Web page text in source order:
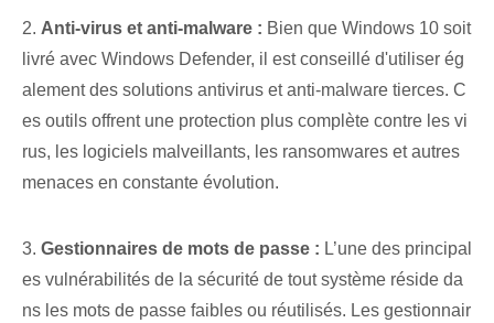
2. Anti-virus et anti-malware : Bien que Windows 10 soit
livré avec Windows Defender, il est conseillé d'utiliser ég
alement des solutions antivirus et anti-malware tierces. C
es outils offrent une protection plus complète contre les vi
rus, les logiciels malveillants, les ransomwares et autres
menaces en constante évolution.
3. Gestionnaires de mots de passe : L’une des principal
es vulnérabilités de la sécurité de tout système réside da
ns les mots de passe faibles ou réutilisés. Les gestionnair